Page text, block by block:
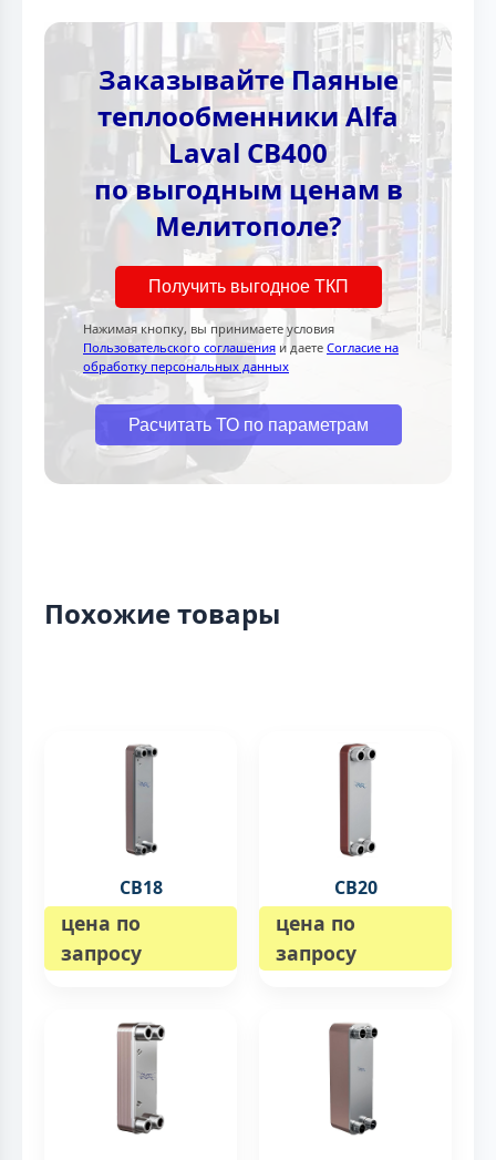
Заказывайте Паяные
теплообменники Alfa
Laval CB400
по выгодным ценам в
Мелитополе?
Получить выгодное ТКП
Нажимая кнопку, вы принимаете условия
Пользовательского соглашения и даете Согласие на
обработку персональных данных
Расчитать ТО по параметрам
Похожие товары
CB18
цена по
запросу
CB20
цена по
запросу